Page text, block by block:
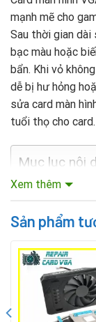
mạnh mẽ cho
Sau thời gian dài
bạc màu hoặc
bẩn. Khi vỏ
dễ bị hư hỏng
sửa card màn
tuổi thọ cho card.
Mục lục nội
VGA RTX 5080
sau thời gian
gãy, ảnh hưởng
bên trong. Thay
phục những vấn
Xem thêm
Sản phẩm